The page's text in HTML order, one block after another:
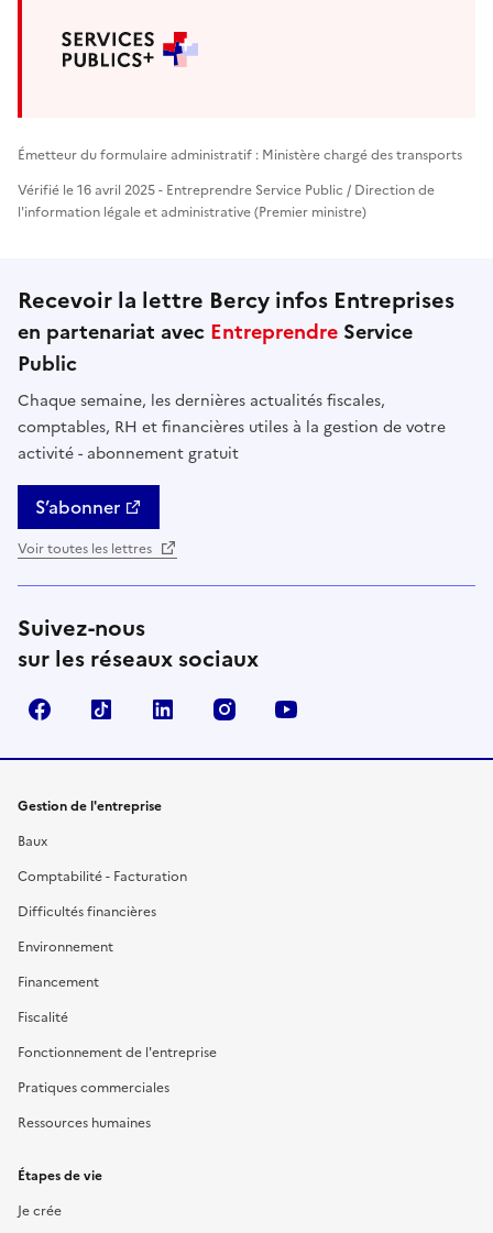
Émetteur du formulaire administratif : Ministère chargé des transports
Vérifié le 16 avril 2025 - Entreprendre Service Public / Direction de
l'information légale et administrative (Premier ministre)
Recevoir la lettre Bercy infos Entreprises
en partenariat avec Entreprendre Service
Public
Chaque semaine, les dernières actualités fiscales,
comptables, RH et financières utiles à la gestion de votre
activité - abonnement gratuit
S’abonner
Voir toutes les lettres
Suivez-nous
sur les réseaux sociaux
FacebookTikTok Linkedin Instagram
Gestion de l'entreprise
Baux
Comptabilité - Facturation
Difficultés financières
Environnement
Financement
Fiscalité
Fonctionnement de l'entreprise
Pratiques commerciales
Ressources humaines
Étapes de vie
Je crée